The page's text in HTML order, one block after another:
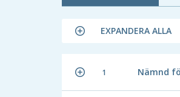
EXPANDERA ALLA
1 Nämnd